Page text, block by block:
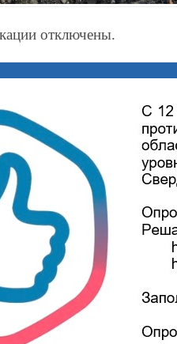
отключены.